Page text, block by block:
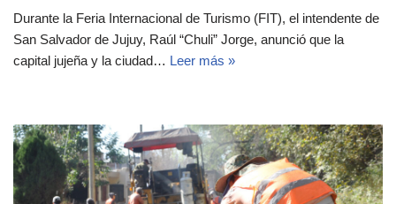
Durante la Feria Internacional de Turismo (FIT), el intendente de
San Salvador de Jujuy, Raúl “Chuli” Jorge, anunció que la
capital jujeña y la ciudad… Leer más »